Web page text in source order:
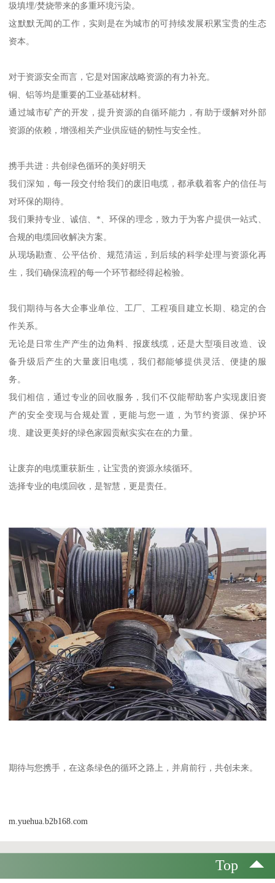
圾填埋/焚烧带来的多重环境污染。
这默默无闻的工作，实则是在为城市的可持续发展积累宝贵的生态
资本。
对于资源安全而言，它是对国家战略资源的有力补充。
铜、铝等均是重要的工业基础材料。
通过城市矿产的开发，提升资源的自循环能力，有助于缓解对外部
资源的依赖，增强相关产业供应链的韧性与安全性。
携手共进：共创绿色循环的美好明天
我们深知，每一段交付给我们的废旧电缆，都承载着客户的信任与
对环保的期待。
我们秉持专业、诚信、*、环保的理念，致力于为客户提供一站式、
合规的电缆回收解决方案。
从现场勘查、公平估价、规范清运，到后续的科学处理与资源化再
生，我们确保流程的每一个环节都经得起检验。
我们期待与各大企事业单位、工厂、工程项目建立长期、稳定的合
作关系。
无论是日常生产产生的边角料、报废线缆，还是大型项目改造、设
备升级后产生的大量废旧电缆，我们都能够提供灵活、便捷的服
务。
我们相信，通过专业的回收服务，我们不仅能帮助客户实现废旧资
产的安全变现与合规处置，更能与您一道，为节约资源、保护环
境、建设更美好的绿色家园贡献实实在在的力量。
让废弃的电缆重获新生，让宝贵的资源永续循环。
选择专业的电缆回收，是智慧，更是责任。
期待与您携手，在这条绿色的循环之路上，并肩前行，共创未来。
m.yuehua.b2b168.com
Top